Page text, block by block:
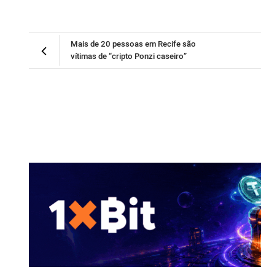
Mais de 20 pessoas em Recife são
vítimas de “cripto Ponzi caseiro”